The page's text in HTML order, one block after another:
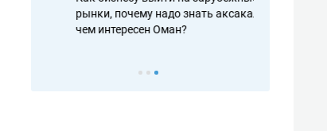
рынки, почему надо знать аксакалов и
чем интересен Оман?